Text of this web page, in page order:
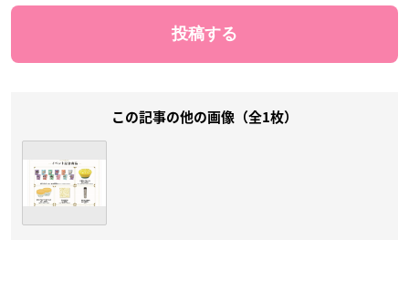
この記事の他の画像（全1枚）